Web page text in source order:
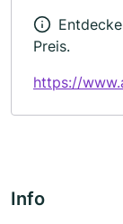
Preis.
https://
Info